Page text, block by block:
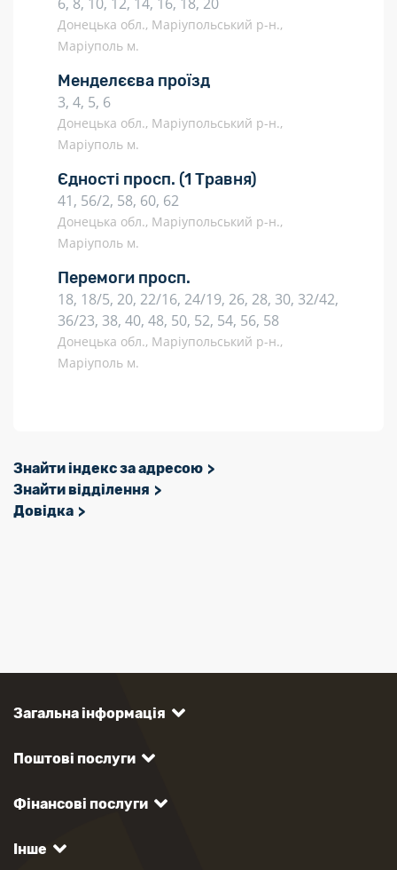
Донецька обл., Маріупольський р-н.,
Маріуполь м.
Менделєєва проїзд
3, 4, 5, 6
Донецька обл., Маріупольський р-н.,
Маріуполь м.
Єдності просп. (1 Травня)
41, 56/2, 58, 60, 62
Донецька обл., Маріупольський р-н.,
Маріуполь м.
Перемоги просп.
18, 18/5, 20, 22/16, 24/19, 26, 28, 30, 32/42,
36/23, 38, 40, 48, 50, 52, 54, 56, 58
Донецька обл., Маріупольський р-н.,
Маріуполь м.
Знайти індекс за адресою
Знайти відділення
Довідка
Загальна інформація
Поштові послуги
Фінансові послуги
Інше